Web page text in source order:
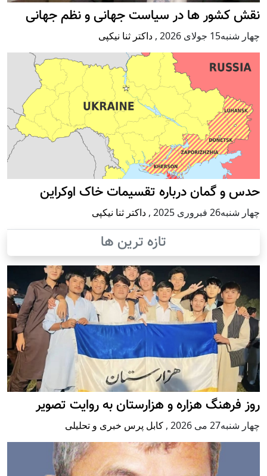
نقش کشور ها در سیاست جهانی و نظم جهانی
چهار شنبه15 جولای 2026 , داکتر ثنا نیکپی
حدس و گمان درباره تقسیمات خاک اوکراین
چهار شنبه26 فبروری 2025 , داکتر ثنا نیکپی
تازه ترین ها
روز فرهنگ هزاره و هزارستان به روایت تصویر
چهار شنبه27 می 2026 , کابل پرس خبری و تحلیلی